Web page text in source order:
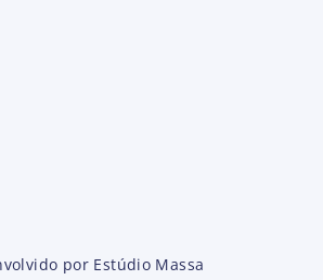
por Estúdio Massa